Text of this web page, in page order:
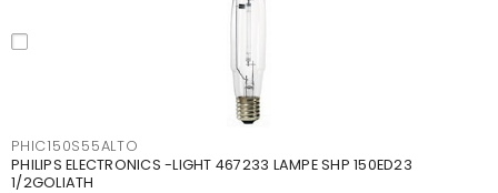
PHIC150S55ALTO
PHILIPS ELECTRONICS -LIGHT 467233 LAMPE SHP 150ED23
1/2GOLIATH